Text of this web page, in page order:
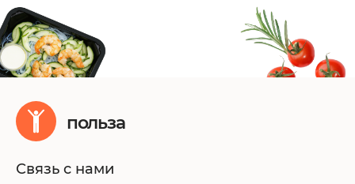
польза
Связь с нами